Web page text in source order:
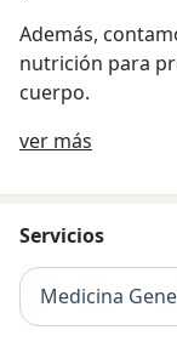
Además,
nutrición para
cuerpo.
ver más
Servicios
Medicina